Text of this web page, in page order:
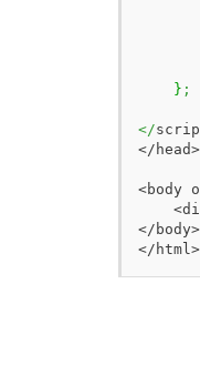
} ;
</
</head>
<body
</body>
</html>